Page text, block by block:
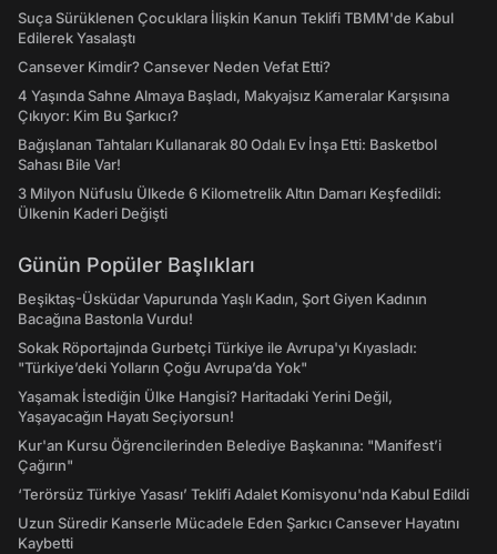
Suça Sürüklenen Çocuklara İlişkin Kanun Teklifi TBMM'de Kabul
Edilerek Yasalaştı
Cansever Kimdir? Cansever Neden Vefat Etti?
4 Yaşında Sahne Almaya Başladı, Makyajsız Kameralar Karşısına
Çıkıyor: Kim Bu Şarkıcı?
Bağışlanan Tahtaları Kullanarak 80 Odalı Ev İnşa Etti: Basketbol
Sahası Bile Var!
3 Milyon Nüfuslu Ülkede 6 Kilometrelik Altın Damarı Keşfedildi:
Ülkenin Kaderi Değişti
Günün Popüler Başlıkları
Beşiktaş-Üsküdar Vapurunda Yaşlı Kadın, Şort Giyen Kadının
Bacağına Bastonla Vurdu!
Sokak Röportajında Gurbetçi Türkiye ile Avrupa'yı Kıyasladı:
"Türkiye’deki Yolların Çoğu Avrupa’da Yok"
Yaşamak İstediğin Ülke Hangisi? Haritadaki Yerini Değil,
Yaşayacağın Hayatı Seçiyorsun!
Kur'an Kursu Öğrencilerinden Belediye Başkanına: "Manifest’i
Çağırın"
‘Terörsüz Türkiye Yasası’ Teklifi Adalet Komisyonu'nda Kabul Edildi
Uzun Süredir Kanserle Mücadele Eden Şarkıcı Cansever Hayatını
Kaybetti